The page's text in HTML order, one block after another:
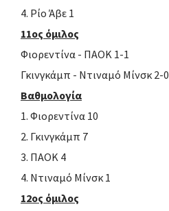
4. Ρίο Άβε 1
11ος όμιλος
Φιορεντίνα - ΠΑΟΚ 1-1
Γκινγκάμπ - Ντιναμό Μίνσκ 2-0
Βαθμολογία
1. Φιορεντίνα 10
2. Γκινγκάμπ 7
3. ΠΑΟΚ 4
4. Ντιναμό Μίνσκ 1
12ος όμιλος